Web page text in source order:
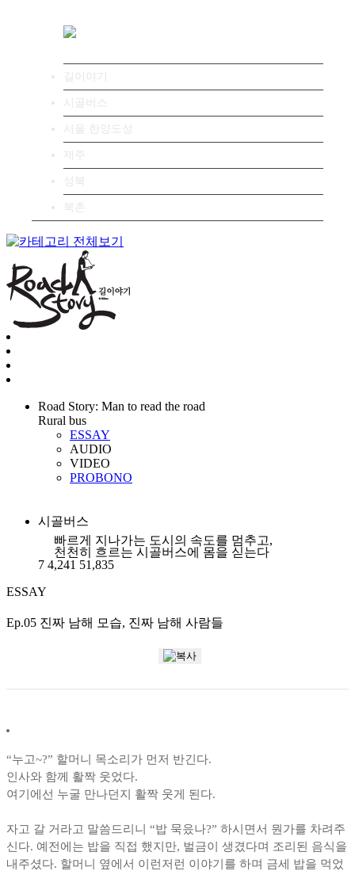
길이야기
시골버스
서울 한양도성
제주
성북
북촌
Road Story: Man to read the road
Rural bus
ESSAY
AUDIO
VIDEO
PROBONO
시골버스
빠르게 지나가는 도시의 속도를 멈추고,
천천히 흐르는 시골버스에 몸을 싣는다
7 4,241 51,835
ESSAY
Ep.05 진짜 남해 모습, 진짜 남해 사람들
“누고~?” 할머니 목소리가 먼저 반긴다.
인사와 함께 활짝 웃었다.
여기에선 누굴 만나던지 활짝 웃게 된다.
자고 갈 거라고 말씀드리니 “밥 묵읐나?” 하시면서 뭔가를 차려주
신다. 예전에는 밥을 직접 했지만, 벌금이 생겼다며 조리된 음식을
내주셨다. 할머니 옆에서 이런저런 이야기를 하며 금세 밥을 먹었